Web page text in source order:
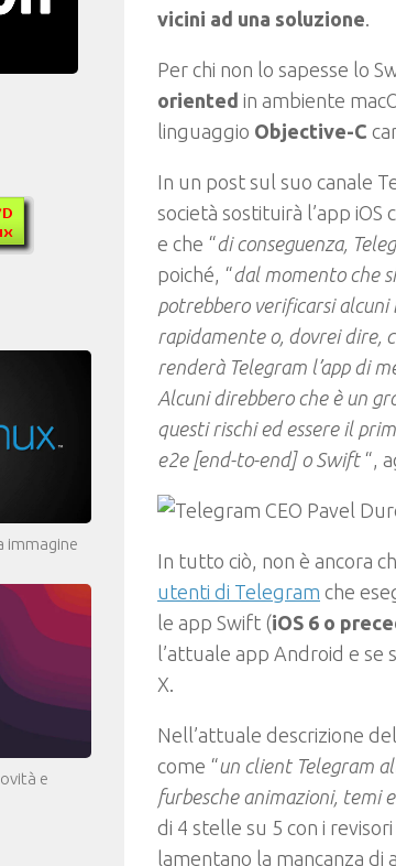
vicini ad una soluzione.
Per chi non lo sapesse lo
oriented in ambiente
linguaggio Objective-C
In un post sul suo canale
società sostituirà l’app iOS
e che “di conseguenza,
poiché, “dal momento che
potrebbero verificarsi alcuni
rapidamente o, dovrei dire,
renderà Telegram l’app di
Alcuni direbbero che è un
questi rischi ed essere il
e2e [end-to-end] o Swift“,
In tutto ciò, non è ancora
utenti di Telegram che
le app Swift (iOS 6 o
l’attuale app Android e se
X.
Nell’attuale descrizione
come “un client Telegram
furbesche animazioni, temi
di 4 stelle su 5 con i
lamentano la mancanza di
immagine
e